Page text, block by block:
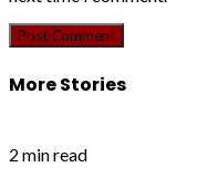
More Stories
2 min read